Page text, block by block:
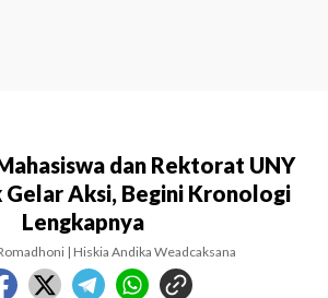
dan Rektorat UNY
Gelar Aksi, Begini Kronologi
Lengkapnya
| Hiskia Andika Weadcaksana